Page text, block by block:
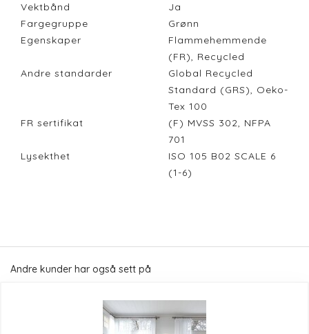
Vektbånd
Ja
Fargegruppe
Grønn
Egenskaper
Flammehemmende
(FR), Recycled
Andre standarder
Global Recycled
Standard (GRS), Oeko-
Tex 100
FR sertifikat
(F) MVSS 302, NFPA
701
Lysekthet
ISO 105 B02 SCALE 6
(1-6)
Andre kunder har også sett på